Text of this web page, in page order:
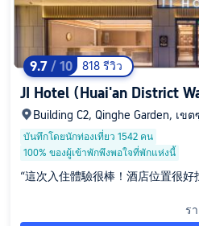
he staff speak
9.7 / 10 818 รีวิว
JI Hotel (Huai'an District
Building C2, Qinghe Garden, เ
บันทึกโดยนักท่องเที่ยว 1542 คน
100% ของผู้เข้าพักพึงพอใจที่พักแห่งนี้
“這次入住體驗很棒！酒店位置很
，晚上睡得很安穩。早餐種類豐富
ร